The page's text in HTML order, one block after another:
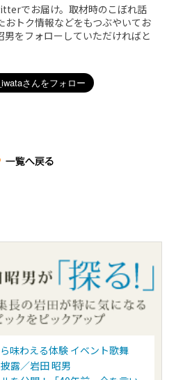
でお届け。取材時のこぼれ話
おトク情報などをもつぶやいてお
男をフォローしていただければと
味わえる体験 イベント歌舞
露／岩田 昭男